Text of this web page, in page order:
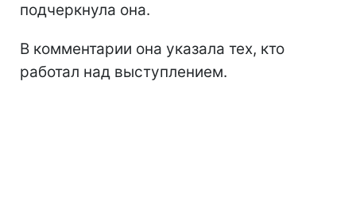
подчеркнула она.
В комментарии она указала тех, кто
работал над выступлением.